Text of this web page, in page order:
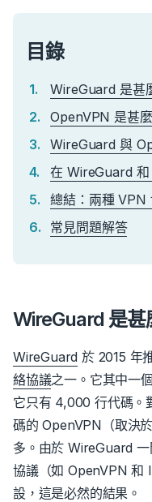
目錄
WireGuard 是甚
OpenVPN 是甚
WireGuard 與
在 WireGuard
總結：兩種 VPN
常見問題解答
WireGuard 是甚
WireGuard 於 2015 年
絡協議之一。 它其中一
它只有 4,000 行代碼
碼的 OpenVPN（取決
多。由於 WireGuard
協議（如 OpenVPN 和
設，這是必然的結果。